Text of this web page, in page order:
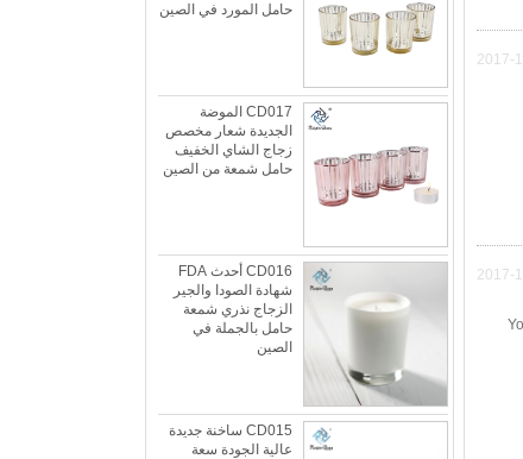
حامل المورد في الصين
CD017 الموضة
الجديدة شعار مخصص
زجاج الشاي الخفيف
حامل شمعة من الصين
CD016 أحدث FDA
شهادة الصودا والجير
الزجاج نذري شمعة
حامل بالجملة في
الصين
CD015 ساخنة جديدة
عالية الجودة سعة
الزجاج الجليدي عكسها المزدوج الحجم شمعة
حامل المورد والمصنعين
الجليدية الزجاج عكسها المزدوج حجم شمعة حامل
السعر: MSCLASS_TEMP_HTMLnbsp;35.00
الأنهار الجليدية نمط العضوية بواسطة L.E. سميث
2017-
2017-